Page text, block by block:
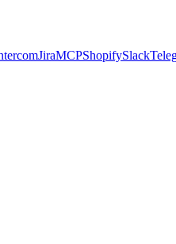
JiraMCPShopifySlack